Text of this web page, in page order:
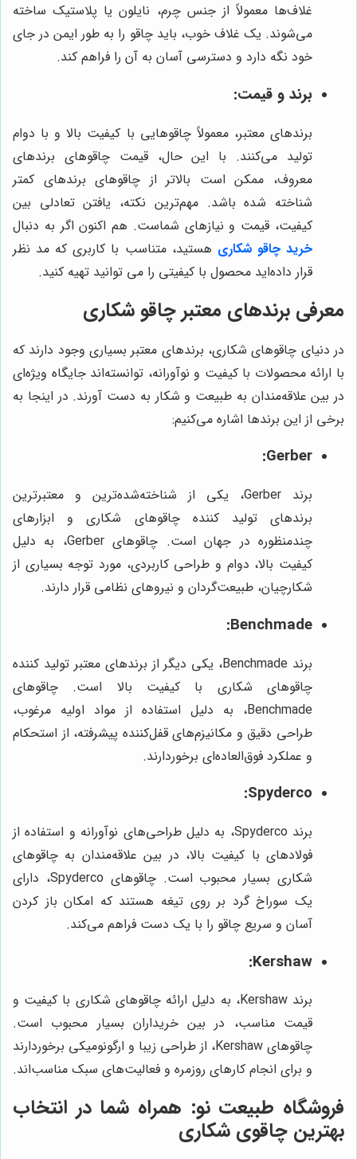
غلاف‌ها معمولاً از جنس چرم، نایلون یا پلاستیک ساخته
می‌شوند. یک غلاف خوب، باید چاقو را به طور ایمن در جای
خود نگه دارد و دسترسی آسان به آن را فراهم کند.
برند و قیمت:
برندهای معتبر، معمولاً چاقوهایی با کیفیت بالا و با دوام
تولید می‌کنند. با این حال، قیمت چاقوهای برندهای
معروف، ممکن است بالاتر از چاقوهای برندهای کمتر
شناخته شده باشد. مهم‌ترین نکته، یافتن تعادلی بین
کیفیت، قیمت و نیازهای شماست. هم اکنون اگر به دنبال
خرید چاقو شکاری هستید، متناسب با کاربری که مد نظر
قرار داده‌اید محصول با کیفیتی را می توانید تهیه کنید.
معرفی برندهای معتبر چاقو شکاری
در دنیای چاقوهای شکاری، برندهای معتبر بسیاری وجود دارند که
با ارائه محصولات با کیفیت و نوآورانه، توانسته‌اند جایگاه ویژه‌ای
در بین علاقه‌مندان به طبیعت و شکار به دست آورند. در اینجا به
برخی از این برندها اشاره می‌کنیم:
Gerber:
برند Gerber، یکی از شناخته‌شده‌ترین و معتبرترین
برندهای تولید کننده چاقوهای شکاری و ابزارهای
چندمنظوره در جهان است. چاقوهای Gerber، به دلیل
کیفیت بالا، دوام و طراحی کاربردی، مورد توجه بسیاری از
شکارچیان، طبیعت‌گردان و نیروهای نظامی قرار دارند.
Benchmade:
برند Benchmade، یکی دیگر از برندهای معتبر تولید کننده
چاقوهای شکاری با کیفیت بالا است. چاقوهای
Benchmade، به دلیل استفاده از مواد اولیه مرغوب،
طراحی دقیق و مکانیزم‌های قفل‌کننده پیشرفته، از استحکام
و عملکرد فوق‌العاده‌ای برخوردارند.
Spyderco:
برند Spyderco، به دلیل طراحی‌های نوآورانه و استفاده از
فولادهای با کیفیت بالا، در بین علاقه‌مندان به چاقوهای
شکاری بسیار محبوب است. چاقوهای Spyderco، دارای
یک سوراخ گرد بر روی تیغه هستند که امکان باز کردن
آسان و سریع چاقو را با یک دست فراهم می‌کند.
Kershaw:
برند Kershaw، به دلیل ارائه چاقوهای شکاری با کیفیت و
قیمت مناسب، در بین خریداران بسیار محبوب است.
چاقوهای Kershaw، از طراحی زیبا و ارگونومیکی برخوردارند
و برای انجام کارهای روزمره و فعالیت‌های سبک مناسب‌اند.
فروشگاه طبیعت نو: همراه شما در انتخاب
بهترین چاقوی شکاری